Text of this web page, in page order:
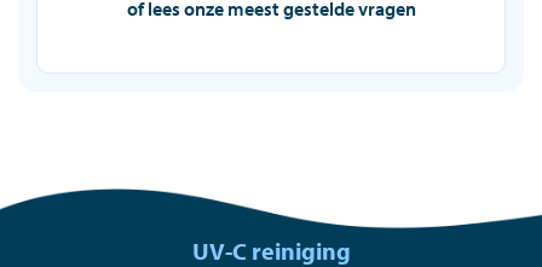
of lees onze meest gestelde vragen
UV-C reiniging